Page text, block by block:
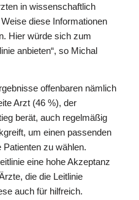
in wissenschaftlich
diese Informationen
Hier würde sich zum
anbieten“, so Michal
offenbaren nämlich
Arzt (46 %), der
berät, auch regelmäßig
um einen passenden
zu wählen.
eine hohe Akzeptanz
die die Leitlinie
auch für hilfreich.